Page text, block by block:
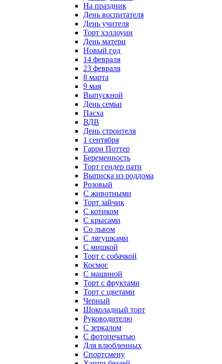
На праздник
День воспитателя
День учителя
Торт хэллоуин
День матери
Новый год
14 февраля
23 февраля
8 марта
9 мая
Выпускной
День семьи
Пасха
ВДВ
День строителя
1 сентября
Гарри Поттер
Беременность
Торт гендер пати
Выписка из роддома
Розовый
С животными
Торт зайчик
С котиком
С крысами
Со львом
С лягушками
С мишкой
Торт с собачкой
Космос
С машиной
Торт с фруктами
Торт с цветами
Черный
Шоколадный торт
Руководителю
С зеркалом
С фотопечатью
Для влюбленных
Спортсмену